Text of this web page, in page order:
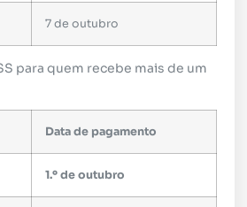
7 de outubro
para quem recebe mais de um
Data de pagamento
1.º de outubro